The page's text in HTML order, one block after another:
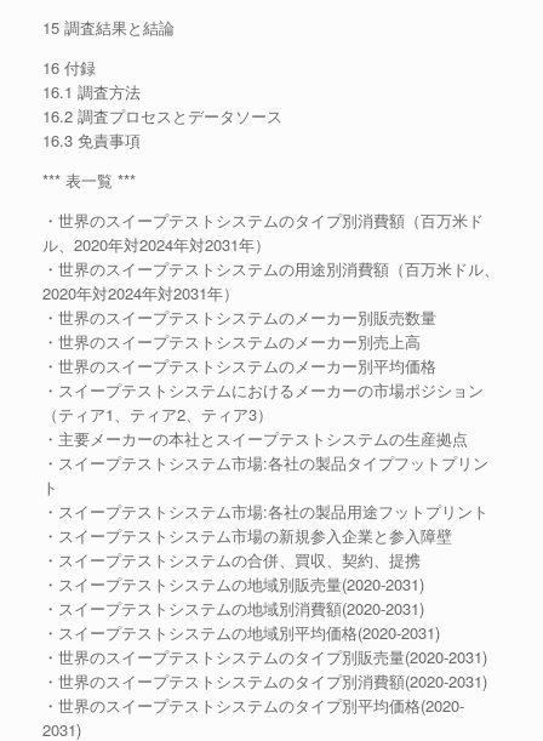
15 調査結果と結論
16 付録
16.1 調査方法
16.2 調査プロセスとデータソース
16.3 免責事項
*** 表一覧 ***
・世界のスイープテストシステムのタイプ別消費額（百万米ド
ル、2020年対2024年対2031年）
・世界のスイープテストシステムの用途別消費額（百万米ドル、
2020年対2024年対2031年）
・世界のスイープテストシステムのメーカー別販売数量
・世界のスイープテストシステムのメーカー別売上高
・世界のスイープテストシステムのメーカー別平均価格
・スイープテストシステムにおけるメーカーの市場ポジション
（ティア1、ティア2、ティア3）
・主要メーカーの本社とスイープテストシステムの生産拠点
・スイープテストシステム市場:各社の製品タイプフットプリン
ト
・スイープテストシステム市場:各社の製品用途フットプリント
・スイープテストシステム市場の新規参入企業と参入障壁
・スイープテストシステムの合併、買収、契約、提携
・スイープテストシステムの地域別販売量(2020-2031)
・スイープテストシステムの地域別消費額(2020-2031)
・スイープテストシステムの地域別平均価格(2020-2031)
・世界のスイープテストシステムのタイプ別販売量(2020-2031)
・世界のスイープテストシステムのタイプ別消費額(2020-2031)
・世界のスイープテストシステムのタイプ別平均価格(2020-
2031)